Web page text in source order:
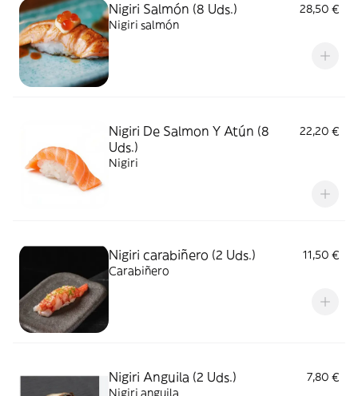
Nigiri Salmón (8 Uds.)
28,50 €
Nigiri salmón
Nigiri De Salmon Y Atún (8
Uds.)
22,20 €
Nigiri
Nigiri carabiñero (2 Uds.)
11,50 €
Carabiñero
Nigiri Anguila (2 Uds.)
7,80 €
Nigiri anguila